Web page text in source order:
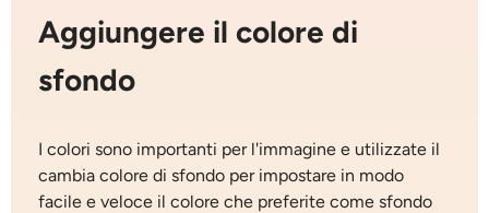
Aggiungere il colore di
sfondo
I colori sono importanti per l'immagine e utilizzate il
cambia colore di sfondo per impostare in modo
facile e veloce il colore che preferite come sfondo